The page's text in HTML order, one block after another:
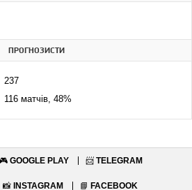
ПРОГНОЗИСТИ
237
116 матчів, 48%
🎮 GOOGLE PLAY 📨 TELEGRAM
📸 INSTAGRAM 📘 FACEBOOK